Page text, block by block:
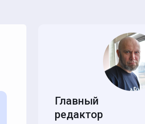
Главный
редактор